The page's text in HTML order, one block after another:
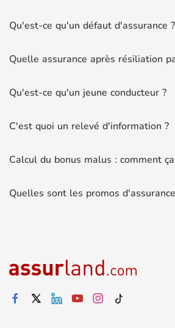
Qu'est-ce qu'un défaut d'assurance ?
Quelle assurance après résiliation
Qu'est-ce qu'un jeune conducteur ?
C'est quoi un relevé d'information ?
Calcul du bonus malus : comment
Quelles sont les promos